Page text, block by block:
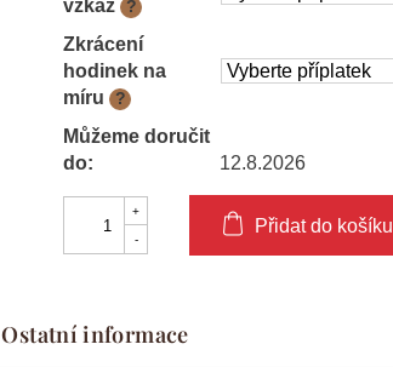
vzkaz ?
Zkrácení
hodinek na
míru
?
Můžeme doručit
do:
12.8.2026
Přidat do košíku
Ostatní informace